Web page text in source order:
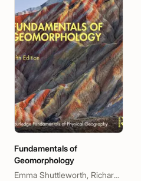
Fundamentals of
Geomorphology
Emma Shuttleworth, Richard Huggett